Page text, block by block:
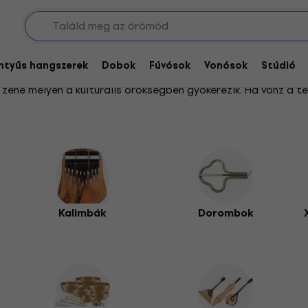
hangszerek Dobok Fúvósok Vonósok Stúdió
mélyen a kulturális örökségben gyökerezik. Ha vonz a
valót.
dallamos ütőhangszereivel vagy a
XYLOFÓNY A
lelhetik meg kedvencüket, míg a rituálne nástroje
hangszereivel. A klasszikus hangzás kedvelőit a
érdekelnek, aÚSTNE HARMONIKY z DYCHY, a különleges
Kalimbák Dorombok